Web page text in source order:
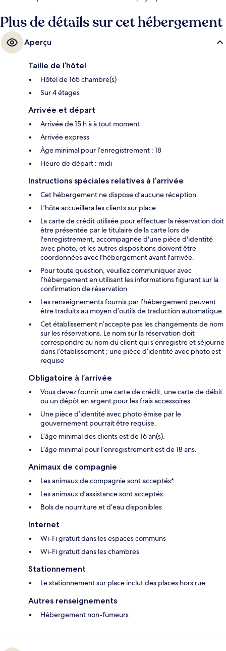
Plus de détails sur cet hébergement
Aperçu
Taille de l’hôtel
Hôtel de 165 chambre(s)
Sur 4 étages
Arrivée et départ
Arrivée de 15 h à à tout moment
Arrivée express
Âge minimal pour l’enregistrement : 18
Heure de départ : midi
Instructions spéciales relatives à l’arrivée
Cet hébergement ne dispose d’aucune réception.
L’hôte accueillera les clients sur place.
La carte de crédit utilisée pour effectuer la réservation doit
être présentée par le titulaire de la carte lors de
l'enregistrement, accompagnée d'une pièce d'identité
avec photo, et les autres dispositions doivent être
coordonnées avec l'hébergement avant l'arrivée.
Pour toute question, veuillez communiquer avec
l’hébergement en utilisant les informations figurant sur la
confirmation de réservation.
Les renseignements fournis par l’hébergement peuvent
être traduits au moyen d’outils de traduction automatique.
Cet établissement n’accepte pas les changements de nom
sur les réservations. Le nom sur la réservation doit
correspondre au nom du client qui s’enregistre et séjourne
dans l’établissement ; une pièce d’identité avec photo est
requise
Obligatoire à l’arrivée
Vous devez fournir une carte de crédit, une carte de débit
ou un dépôt en argent pour les frais accessoires.
Une pièce d’identité avec photo émise par le
gouvernement pourrait être requise.
L’âge minimal des clients est de 16 an(s).
L’âge minimal pour l’enregistrement est de 18 ans.
Animaux de compagnie
Les animaux de compagnie sont acceptés*.
Les animaux d’assistance sont acceptés.
Bols de nourriture et d’eau disponibles
Internet
Wi-Fi gratuit dans les espaces communs
Wi-Fi gratuit dans les chambres
Stationnement
Le stationnement sur place inclut des places hors rue.
Autres renseignements
Hébergement non-fumeurs